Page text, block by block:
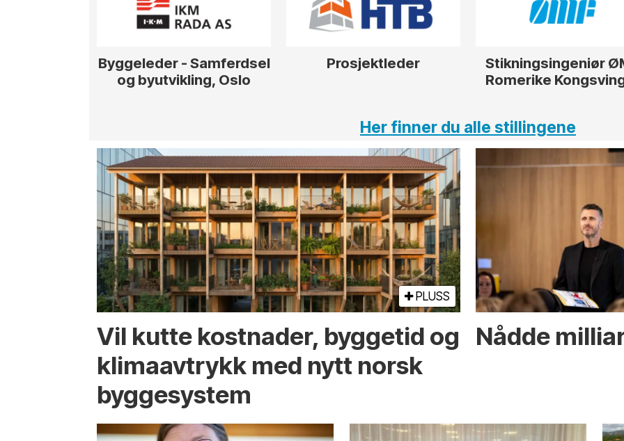
Byggeleder - Samferdsel
og byutvikling, Oslo
Prosjektleder
Stikningsingeniør
Romerike
Her finner du alle stillingene
PLUSS
Vil kutte kostnader, byggetid og
klima­avtrykk med nytt norsk
bygge­system
Nådde